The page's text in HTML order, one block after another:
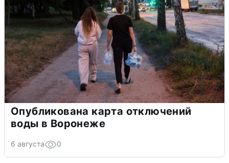
Опубликована карта отключений
воды в Воронеже
6 августа 0